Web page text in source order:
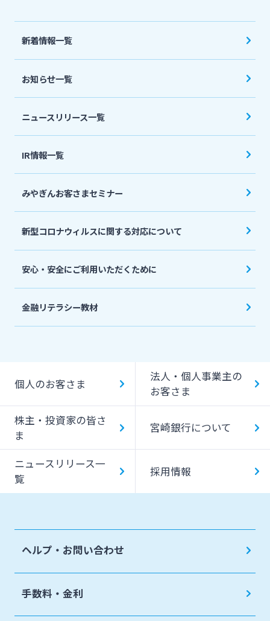
株主・投資家の皆さま
ニュースリリース一覧
採用情報
新着情報一覧
お知らせ一覧
ニュースリリース一覧
IR情報一覧
みやぎんお客さまセミナー
新型コロナウィルスに関する対応について
安心・安全にご利用いただくために
金融リテラシー教材
個人のお客さま
法人・個人事業主の
お客さま
株主・投資家の皆さ
ま
宮崎銀行について
ニュースリリース一
覧
採用情報
ヘルプ・お問い合わせ
手数料・金利